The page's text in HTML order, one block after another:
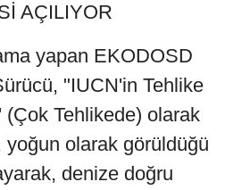
AÇILIYOR
yapan EKODOSD
"IUCN'in Tehlike
Tehlikede) olarak
olarak görüldüğü
denize doğru